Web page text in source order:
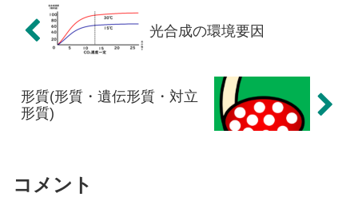
光合成の環境要因
形質(形質・遺伝形質・対立
形質)
コメント